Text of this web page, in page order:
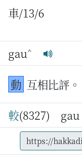
車/13/6
gau^
動 互相比評。
較(8327) gau